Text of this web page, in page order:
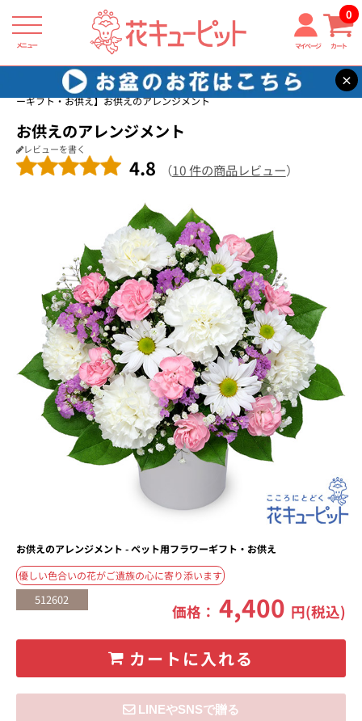
メニュー マイページ カート
0
×
花キューピット ペット用フラワーギフト・お供え
【ペット用フラワ
ーギフト・お供え】お供えのアレンジメント
お供えのアレンジメント
レビューを書く
4.8 （10 件の商品レビュー）
お供えのアレンジメント - ペット用フラワーギフト・お供え
優しい色合いの花がご遺族の心に寄り添います
512602
価格：4,400 円(税込)
カートに入れる